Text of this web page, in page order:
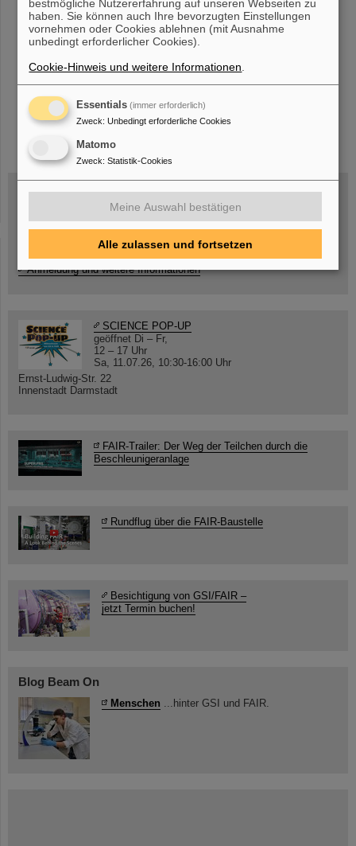
20
»
helmholtz.social
facebook
Mittwoch, 19.08.2026, 14 Uhr
GSI/FAIR/Goethe-Universität
Anmeldung und weitere Informationen
SCIENCE POP-UP
geöffnet Di – Fr,
12 – 17 Uhr
Sa, 11.07.26, 10:30-16:00 Uhr
Ernst-Ludwig-Str. 22
Innenstadt Darmstadt
FAIR-Trailer: Der Weg der Teilchen durch die
Beschleunigeranlage
Rundflug über die FAIR-Baustelle
Besichtigung von GSI/FAIR –
jetzt Termin buchen!
Blog Beam On
Menschen ...hinter GSI und FAIR.
bestmögliche Nutzererfahrung auf unseren Webseiten zu
haben. Sie können auch Ihre bevorzugten Einstellungen
vornehmen oder Cookies ablehnen (mit Ausnahme
unbedingt erforderlicher Cookies).
Cookie-Hinweis und weitere Informationen
Essentials (immer erforderlich)
Zweck: Unbedingt erforderliche Cookies
Matomo
Zweck: Statistik-Cookies
Meine Auswahl bestätigen
Alle zulassen und fortsetzen